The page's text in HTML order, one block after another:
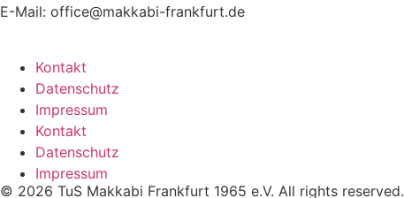
E-Mail: office@makkabi-frankfurt.de
Kontakt
Datenschutz
Impressum
Kontakt
Datenschutz
Impressum
© 2026 TuS Makkabi Frankfurt 1965 e.V. All rights reserved.